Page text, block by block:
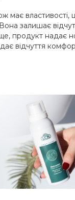
має
залишає
продукт надає
відчуття